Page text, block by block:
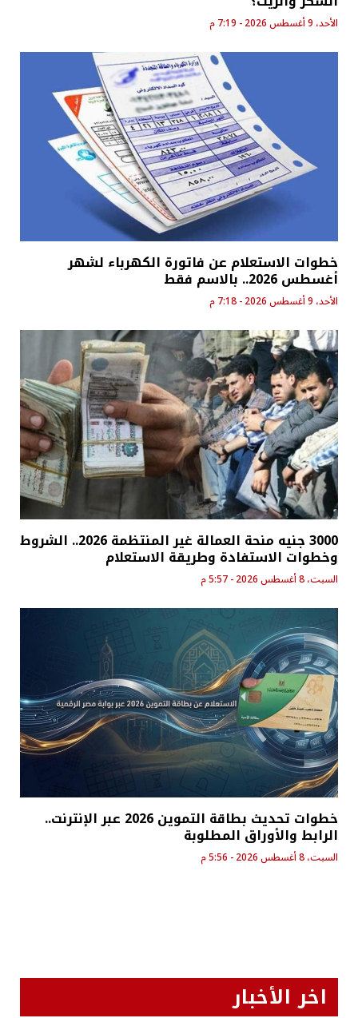
الأحد، 9 أغسطس 2026 - 7:19 م
خطوات الاستعلام عن فاتورة الكهرباء لشهر
أغسطس 2026.. بالاسم فقط
الأحد، 9 أغسطس 2026 - 7:18 م
3000 جنيه منحة العمالة غير المنتظمة 2026.. الشروط
وخطوات الاستفادة وطريقة الاستعلام
السبت، 8 أغسطس 2026 - 5:57 م
خطوات تحديث بطاقة التموين 2026 عبر الإنترنت..
الرابط والأوراق المطلوبة
السبت، 8 أغسطس 2026 - 5:56 م
اخر الأخبار